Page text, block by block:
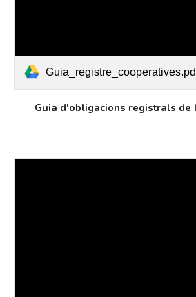
Guia d'obligacions registrals de